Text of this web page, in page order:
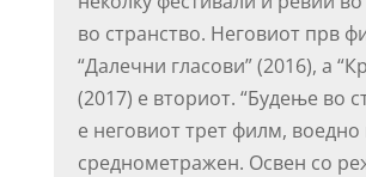
во странство. Неговиот прв
“Далечни гласови” (2016), а
(2017) е вториот. “Будење во
е неговиот трет филм,
среднометражен. Освен со